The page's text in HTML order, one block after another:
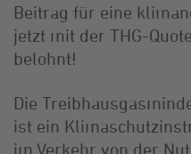
Beitrag für eine
jetzt mit der THG-
belohnt!
Die
ist ein
im Verkehr von der